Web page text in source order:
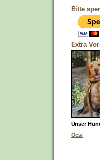
Bitte
Extra
Unser
Öcsi